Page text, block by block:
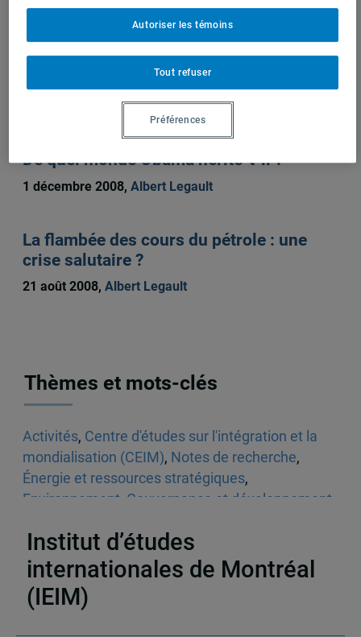
Sur le même sujet
Le gaz de schiste : une mine d’or, mais à
17 décembre 2010,Albert Legault
De quel monde Obama hérite-t-il ?
1 décembre 2008, Albert Legault
La flambée des cours du pétrole : une
crise salutaire ?
21 août 2008, Albert Legault
Thèmes et mots-clés
Activités, Centre d'études sur l'intégration et la
mondialisation (CEIM), Notes de recherche,
Énergie et ressources stratégiques,
Environnement Gouvernance et développement
Institut d’études
internationales de Montréal
(IEIM)
Tout refuser
Autoriser les témoins
Préférences